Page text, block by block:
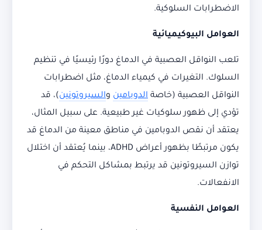
الاضطرابات السلوكية.
العوامل البيوكيميائية
تلعب النواقل العصبية في الدماغ دورًا رئيسيًا في تنظيم
السلوك. التغيرات في كيمياء الدماغ، مثل اضطرابات
النواقل العصبية (خاصة الدوبامين والسيروتونين)، قد
تؤدي إلى ظهور سلوكيات غير طبيعية. على سبيل المثال،
يعتقد أن نقص الدوبامين في مناطق معينة من الدماغ قد
يكون مرتبطًا بظهور أعراض ADHD، بينما يُعتقد أن اختلال
توازن السيروتونين قد يرتبط بمشاكل التحكم في
الانفعالات.
العوامل النفسية